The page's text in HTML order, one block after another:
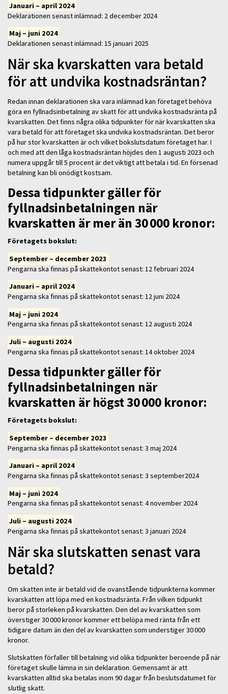
Januari – april 2024
Deklarationen senast inlämnad: 2 december 2024
Maj – juni 2024
Deklarationen senast inlämnad: 15 januari 2025
När ska kvarskatten vara betald
för att undvika kostnadsräntan?
Redan innan deklarationen ska vara inlämnad kan företaget behöva
göra en fyllnadsinbetalning av skatt för att undvika kostnadsränta på
kvarskatten. Det finns några olika tidpunkter för när kvarskatten ska
vara betald för att företaget ska undvika kostnadsräntan. Det beror
på hur stor kvarskatten är och vilket bokslutsdatum företaget har. I
och med att den låga kostnadsräntan höjdes den 1 augusti 2023 och
numera uppgår till 5 procent är det viktigt att betala i tid. En försenad
betalning kan bli onödigt kostsam.
Dessa tidpunkter gäller för
fyllnadsinbetalningen när
kvarskatten är mer än 30 000 kronor:
Företagets bokslut:
September – december 2023
Pengarna ska finnas på skattekontot senast: 12 februari 2024
Januari – april 2024
Pengarna ska finnas på skattekontot senast: 12 juni 2024
Maj – juni 2024
Pengarna ska finnas på skattekontot senast: 12 augusti 2024
Juli – augusti 2024
Pengarna ska finnas på skattekontot senast: 14 oktober 2024
Dessa tidpunkter gäller för
fyllnadsinbetalningen när
kvarskatten är högst 30 000 kronor:
Företagets bokslut:
September – december 2023
Pengarna ska finnas på skattekontot senast: 3 maj 2024
Januari – april 2024
Pengarna ska finnas på skattekontot senast: 3 september2024
Maj – juni 2024
Pengarna ska finnas på skattekontot senast: 4 november 2024
Juli – augusti 2024
Pengarna ska finnas på skattekontot senast: 3 januari 2024
När ska slutskatten senast vara
betald?
Om skatten inte är betald vid de ovanstående tidpunkterna kommer
kvarskatten att löpa med en kostnadsränta. Från vilken tidpunkt
beror på storleken på kvarskatten. Den del av kvarskatten som
överstiger 30 000 kronor kommer ett belöpa med ränta från ett
tidigare datum än den del av kvarskatten som understiger 30 000
kronor.
Slutskatten förfaller till betalning vid olika tidpunkter beroende på när
företaget skulle lämna in sin deklaration. Gemensamt är att
kvarskatten alltid ska betalas inom 90 dagar från beslutsdatumet för
slutlig skatt.